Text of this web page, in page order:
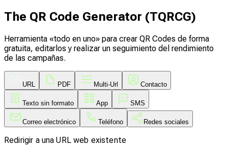
The QR Code Generator (TQRCG)
Herramienta «todo en uno» para crear QR Codes de forma
gratuita, editarlos y realizar un seguimiento del rendimiento
de las campañas.
URL PDF Multi-Url Contacto
Texto sin formato App SMS
Correo electrónico Teléfono Redes sociales
Redirigir a una URL web existente